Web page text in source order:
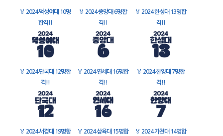
🏅 2024 덕성여대 10명
합격!!
🏅 2024 중앙대 6명합
격!!
🏅 2024 한성대 13명합
격!!
🏅 2024 단국대 12명합
격!!
🏅 2024 연세대 16명합
격!!
🏅 2024 한양대 7명합
격!!
🏅 2024 서경대 19명합
🏅 2024 삼육대 15명합
🏅 2024 가천대 14명합